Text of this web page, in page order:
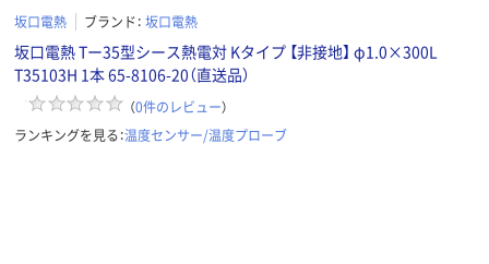
坂口電熱 ブランド： 坂口電熱
坂口電熱 Tー35型シース熱電対 Kタイプ 【非接地】 φ1.0×300L
T35103H 1本 65-8106-20（直送品）
（0件のレビュー）
ランキングを見る：温度センサー/温度プローブ